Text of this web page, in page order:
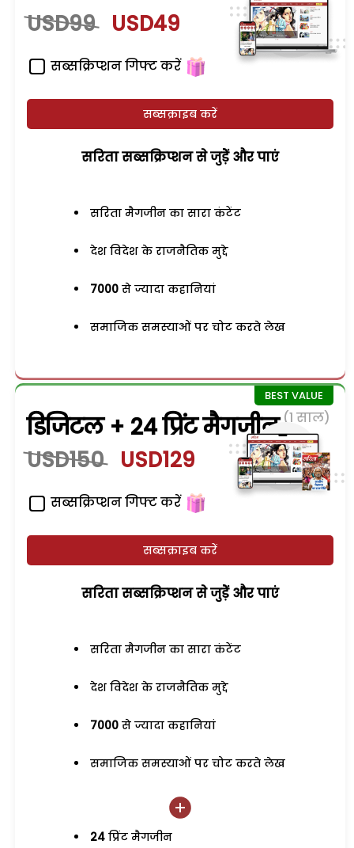
USD99 USD49
सब्सक्रिप्शन गिफ्ट करें
सब्सक्राइब करें
सरिता सब्सक्रिप्शन से जुड़ेें और पाएं
सरिता मैगजीन का सारा कंटेंट
देश विदेश के राजनैतिक मुद्दे
7000 से ज्यादा कहानियां
समाजिक समस्याओं पर चोट करते लेख
डिजिटल + 24 प्रिंट मैगजीन (1 साल)
USD150 USD129
सब्सक्रिप्शन गिफ्ट करें
सब्सक्राइब करें
सरिता सब्सक्रिप्शन से जुड़ेें और पाएं
सरिता मैगजीन का सारा कंटेंट
देश विदेश के राजनैतिक मुद्दे
7000 से ज्यादा कहानियां
समाजिक समस्याओं पर चोट करते लेख
24 प्रिंट मैगजीन